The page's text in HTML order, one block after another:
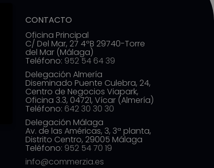
CONTACTO
Oficina Principal
C/ Del Mar, 27 4ºB 29740-Torre
del Mar (Málaga)
Teléfono: 952 54 64 39
Delegación Almería
Diseminado Puente Culebra, 24,
Centro de Negocios Viapark,
Oficina 3.3, 04721, Vícar (Almería)
Teléfono: 642 30 30 30
Delegación Málaga
Av. de las Américas, 3, 3ª planta,
Distrito Centro, 29005 Málaga
Teléfono: 952 54 70 19
info@commerzia.es